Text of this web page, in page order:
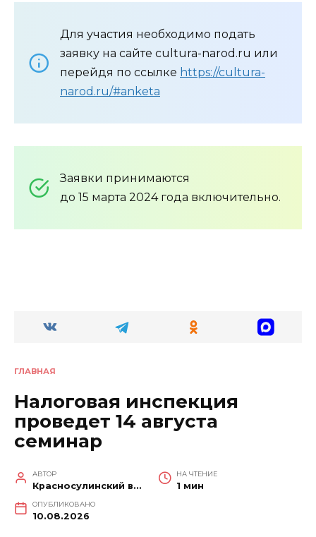
Для участия необходимо подать
заявку на сайте cultura-narod.ru или
перейдя по ссылке https://cultura-
narod.ru/#anketa
Заявки принимаются
до 15 марта 2024 года включительно.
ГЛАВНАЯ
Налоговая инспекция
проведет 14 августа
семинар
АВТОР
Красносулинский вестник
НА ЧТЕНИЕ
1 мин
ОПУБЛИКОВАНО
10.08.2026